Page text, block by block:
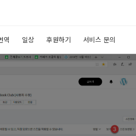
역 일상 후원하기 서비스 문의